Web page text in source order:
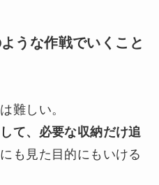
うな作戦でいくこと
難しい。
て、必要な収納だけ追
も見た目的にもいける